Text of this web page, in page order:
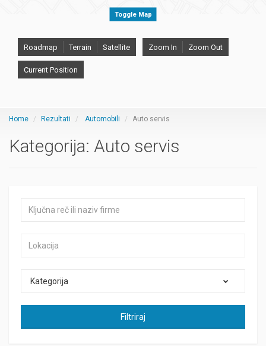
Toggle Map
Roadmap Terrain Satellite Zoom In Zoom Out
Current Position
Home Rezultati Automobili Auto servis
Kategorija: Auto servis
Kategorija
Filtriraj